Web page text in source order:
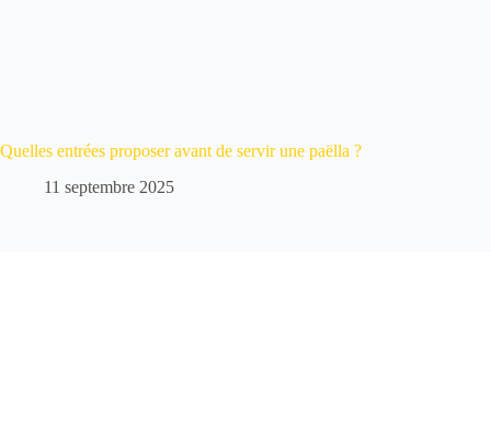
Quelles entrées proposer avant de servir une paëlla ?
11 septembre 2025